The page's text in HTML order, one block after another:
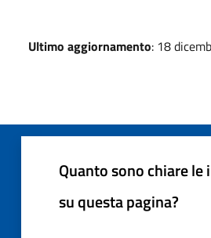
Ultimo aggiornamento: 18
Quanto sono chiare
su questa pagina?